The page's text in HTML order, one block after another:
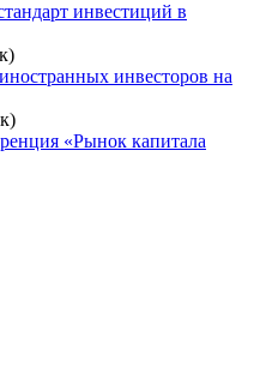
инвестиций в
инвесторов на
«Рынок капитала